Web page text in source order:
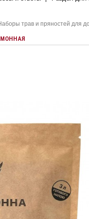
трав и пряностей для